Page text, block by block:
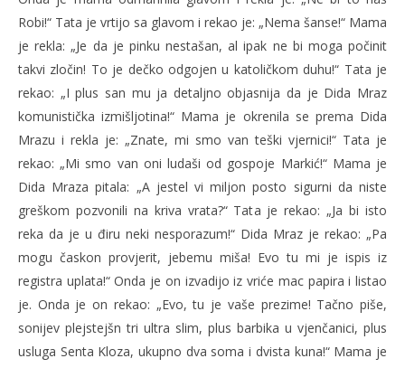
Robi!“ Tata je vrtijo sa glavom i rekao je: „Nema šanse!“ Mama
je rekla: „Je da je pinku nestašan, al ipak ne bi moga počinit
takvi zločin! To je dečko odgojen u katoličkom duhu!“ Tata je
rekao: „I plus san mu ja detaljno objasnija da je Dida Mraz
komunistička izmišljotina!“ Mama je okrenila se prema Dida
Mrazu i rekla je: „Znate, mi smo van teški vjernici!“ Tata je
rekao: „Mi smo van oni ludaši od gospoje Markić!“ Mama je
Dida Mraza pitala: „A jestel vi miljon posto sigurni da niste
greškom pozvonili na kriva vrata?“ Tata je rekao: „Ja bi isto
reka da je u điru neki nesporazum!“ Dida Mraz je rekao: „Pa
mogu časkon provjerit, jebemu miša! Evo tu mi je ispis iz
registra uplata!“ Onda je on izvadijo iz vriće mac papira i listao
je. Onda je on rekao: „Evo, tu je vaše prezime! Tačno piše,
sonijev plejstejšn tri ultra slim, plus barbika u vjenčanici, plus
usluga Senta Kloza, ukupno dva soma i dvista kuna!“ Mama je